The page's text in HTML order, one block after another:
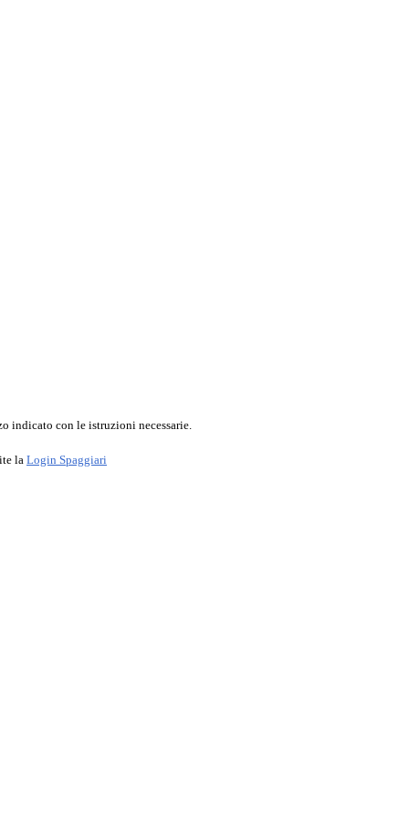
indicato con le istruzioni necessarie.
la Login Spaggiari